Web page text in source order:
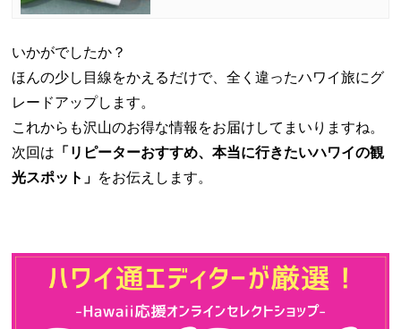
いかがでしたか？
ほんの少し目線をかえるだけで、全く違ったハワイ旅にグ
レードアップします。
これからも沢山のお得な情報をお届けしてまいりますね。
次回は 「リピーターおすすめ、本当に行きたいハワイの観
光スポット」 をお伝えします。